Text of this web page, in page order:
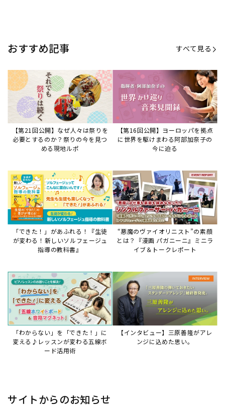
「できた！」があふれる！『生徒
指導の教科書』
イブ＆トークレポート
ード活用術
サイトからのお知らせ
ータについて
2026年7月27日
本件は、ディスクラビアをヤマハミュージックデー
タショップと接続してご利用いただいているお客
様への重要なお知らせです。